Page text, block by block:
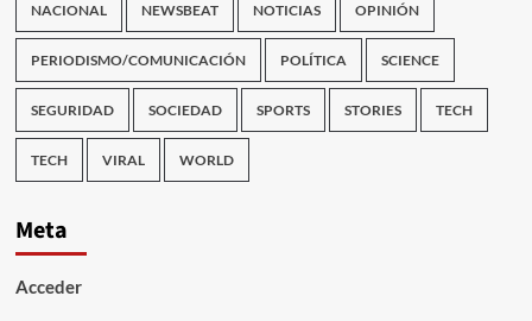
NACIONAL NEWSBEAT NOTICIAS OPINIÓN
PERIODISMO/COMUNICACIÓN POLÍTICA SCIENCE
SEGURIDAD SOCIEDAD SPORTS STORIES TECH
TECH VIRAL WORLD
Meta
Acceder